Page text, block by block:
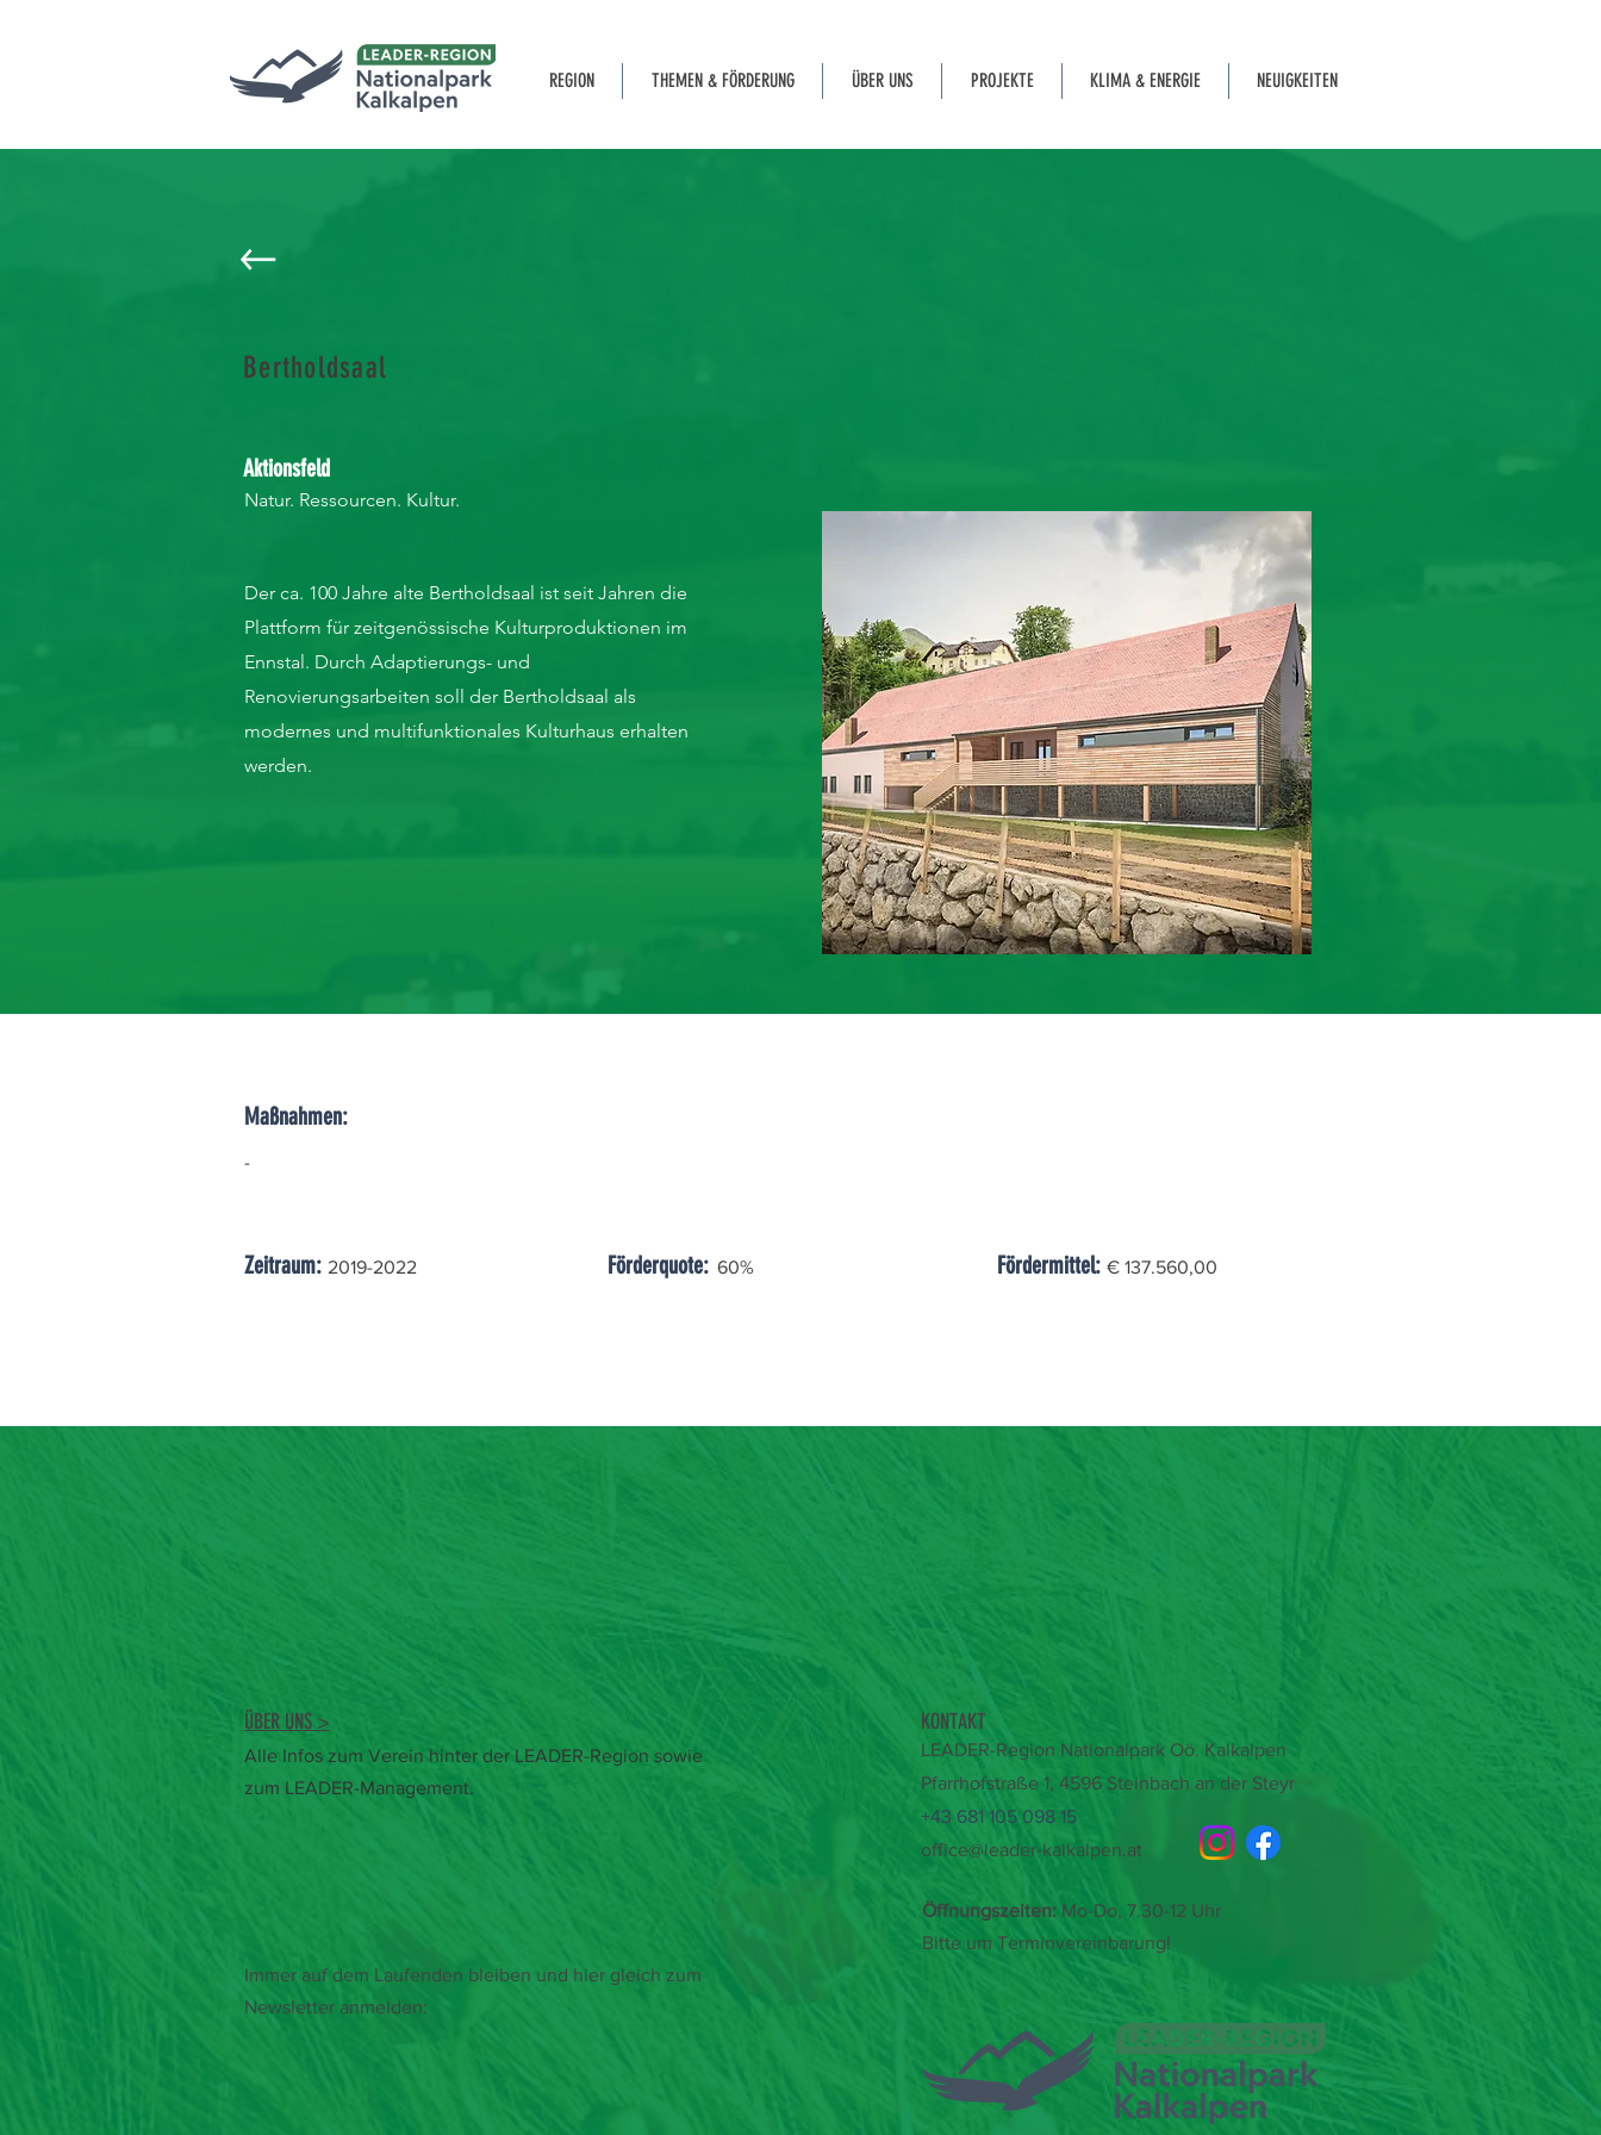
REGION THEMEN & FÖRDERUNG ÜBER UNS PROJEKTE KLIMA & ENERGIE NEUIGKEITEN
Bertholdsaal
Aktionsfeld
Natur. Ressourcen. Kultur.
Der ca. 100 Jahre alte Bertholdsaal ist seit Jahren die
Plattform für zeitgenössische Kulturproduktionen im
Ennstal. Durch Adaptierungs- und
Renovierungsarbeiten soll der Bertholdsaal als
modernes und multifunktionales Kulturhaus erhalten
werden.
Maßnahmen:
-
Zeitraum: 2019-2022 Förderquote: 60% Fördermittel: € 137.560,00
ÜBER UNS >
Alle Infos zum Verein hinter der LEADER-Region sowie
zum LEADER-Management.
LEADER-Region Nationalpark Oö. Kalkalpen
Pfarrhofstraße 1, 4596 Steinbach an der Steyr
+43 681 105 098 15
office@leader-kalkalpen.at
KONTAKT
Öffnungszeiten: Mo-Do, 7.30-12 Uhr
Bitte um Terminvereinbarung!
Immer auf dem Laufenden bleiben und hier gleich zum
Newsletter anmelden: